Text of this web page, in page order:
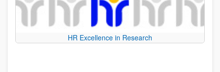
HR Excellence in Research